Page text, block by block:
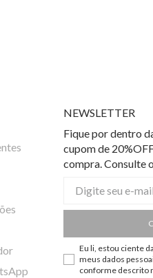
NEWSLETTER
Fique por dentro
cupom de
compra. Consulte
Eu li, estou ciente
meus dados
conforme descrito